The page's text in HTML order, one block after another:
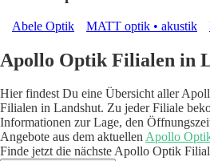
Abele Optik MATT optik • akustik
Apollo Optik Filialen in
Hier findest Du eine Übersicht aller
Filialen in Landshut. Zu jeder Filiale
Informationen zur Lage, den
Angebote aus dem aktuellenApollo
Finde jetzt die nächste Apollo Optik